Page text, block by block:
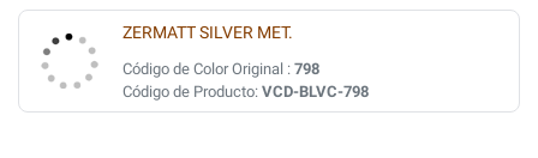
ZERMATT SILVER MET.
Código de Color Original : 798
Código de Producto: VCD-BLVC-798